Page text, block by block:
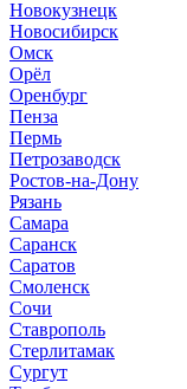
Новокузнецк
Новосибирск
Омск
Орёл
Оренбург
Пенза
Пермь
Петрозаводск
Ростов-на-Дону
Рязань
Самара
Саранск
Саратов
Смоленск
Сочи
Ставрополь
Стерлитамак
Сургут